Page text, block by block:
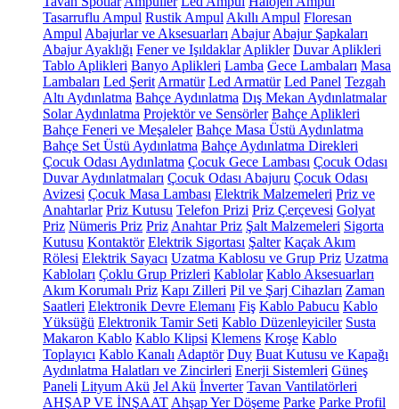
Tasarruflu Ampul Rustik Ampul Akıllı Ampul Floresan
Ampul Abajurlar ve Aksesuarları Abajur Abajur Şapkaları
Abajur Ayaklığı Fener ve Işıldaklar Aplikler Duvar Aplikleri
Tablo Aplikleri Banyo Aplikleri Lamba Gece Lambaları Masa
Lambaları Led Şerit Armatür Led Armatür Led Panel Tezgah
Altı Aydınlatma Bahçe Aydınlatma Dış Mekan Aydınlatmalar
Solar Aydınlatma Projektör ve Sensörler Bahçe Aplikleri
Bahçe Feneri ve Meşaleler Bahçe Masa Üstü Aydınlatma
Bahçe Set Üstü Aydınlatma Bahçe Aydınlatma Direkleri
Çocuk Odası Aydınlatma Çocuk Gece Lambası Çocuk Odası
Duvar Aydınlatmaları Çocuk Odası Abajuru Çocuk Odası
Avizesi Çocuk Masa Lambası Elektrik Malzemeleri Priz ve
Anahtarlar Priz Kutusu Telefon Prizi Priz Çerçevesi Golyat
Priz Nümeris Priz Priz Anahtar Priz Şalt Malzemeleri Sigorta
Kutusu Kontaktör Elektrik Sigortası Şalter Kaçak Akım
Rölesi Elektrik Sayacı Uzatma Kablosu ve Grup Priz Uzatma
Kabloları Çoklu Grup Prizleri Kablolar Kablo Aksesuarları
Akım Korumalı Priz Kapı Zilleri Pil ve Şarj Cihazları Zaman
Saatleri Elektronik Devre Elemanı Fiş Kablo Pabucu Kablo
Yüksüğü Elektronik Tamir Seti Kablo Düzenleyiciler Susta
Makaron Kablo Kablo Klipsi Klemens Kroşe Kablo
Toplayıcı Kablo Kanalı Adaptör Duy Buat Kutusu ve Kapağı
Aydınlatma Halatları ve Zincirleri Enerji Sistemleri Güneş
Paneli Lityum Akü Jel Akü İnverter Tavan Vantilatörleri
AHŞAP VE İNŞAAT Ahşap Yer Döşeme Parke Parke Profil